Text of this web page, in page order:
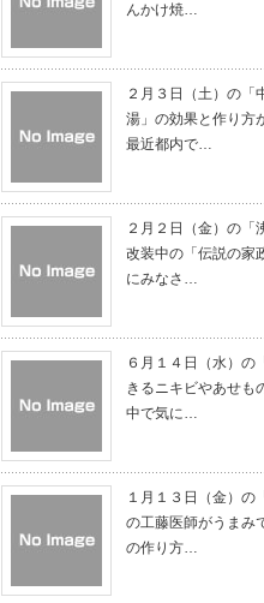
んかけ焼…
２月３日（土）の「
湯」の効果と作り方
最近都内で…
２月２日（金）の「
改装中の「伝説の家
にみなさ…
６月１４日（水）の
きるニキビやあせも
中で気に…
１月１３日（金）の
の工藤医師がうまみ
の作り方…